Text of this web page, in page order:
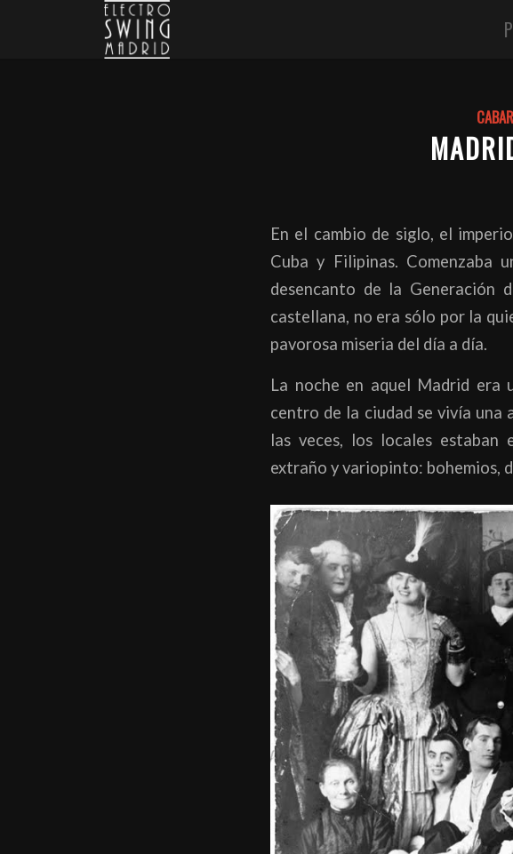
En el cambio de siglo, el
Cuba y Filipinas. Comenzaba
desencanto de la
castellana, no era sólo por la
pavorosa miseria del día a día.
La noche en aquel Madrid
centro de la ciudad se vivía una
las veces, los locales estaban
extraño y variopinto: bohemios,